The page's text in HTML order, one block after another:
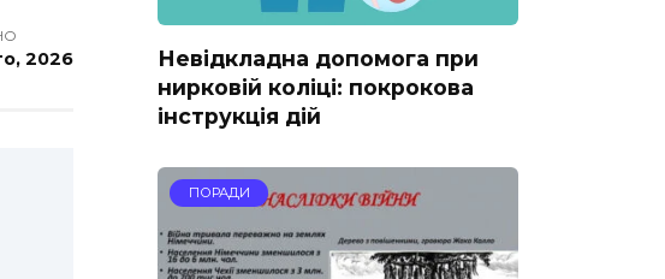
2026
Невідкладна допомога при
нирковій коліці: покрокова
інструкція дій
ПОРАДИ